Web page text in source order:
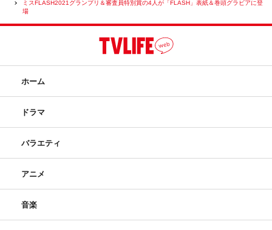
ミスFLASH2021グランプリ＆審査員特別賞の4人が「FLASH」表紙＆巻頭グラビアに登
場
ホーム
ドラマ
バラエティ
アニメ
音楽